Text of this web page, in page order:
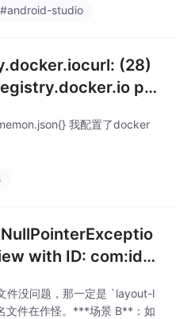
#android-studio
(28)
po
我配置了docker
with ID: com:id/c
件没问题，那一定是 `layout-l
件在作怪。***场景 B**：如